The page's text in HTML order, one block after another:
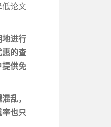
论文
进行
的查
供免
乱，
率也只